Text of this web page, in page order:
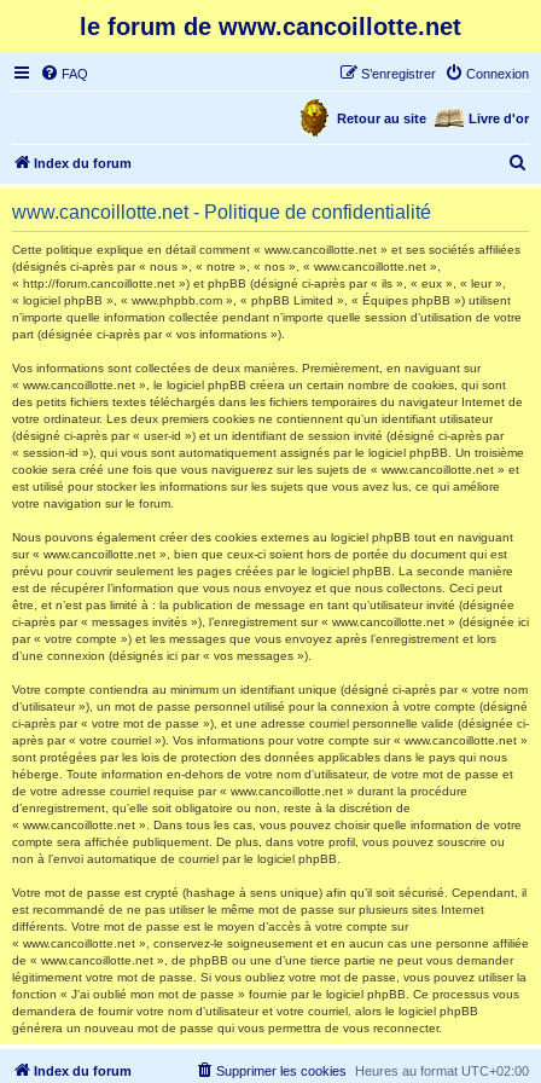
le forum de www.cancoillotte.net
FAQ Connexion
S’enregistrer
Livre d'or
Retour au site
Index du forum
e
www.cancoillotte.net - Politique de confidentialité
Cette politique explique en détail comment « www.cancoillotte.net » et ses sociétés affiliées
(désignés ci-après par « nous », « notre », « nos », « www.cancoillotte.net »,
« http://forum.cancoillotte.net ») et phpBB (désigné ci-après par « ils », « eux », « leur »,
« logiciel phpBB », « www.phpbb.com », « phpBB Limited », « Équipes phpBB ») utilisent
n’importe quelle information collectée pendant n’importe quelle session d’utilisation de votre
part (désignée ci-après par « vos informations »).
Vos informations sont collectées de deux manières. Premièrement, en naviguant sur
« www.cancoillotte.net », le logiciel phpBB créera un certain nombre de cookies, qui sont
des petits fichiers textes téléchargés dans les fichiers temporaires du navigateur Internet de
votre ordinateur. Les deux premiers cookies ne contiennent qu’un identifiant utilisateur
(désigné ci-après par « user-id ») et un identifiant de session invité (désigné ci-après par
« session-id »), qui vous sont automatiquement assignés par le logiciel phpBB. Un troisième
cookie sera créé une fois que vous naviguerez sur les sujets de « www.cancoillotte.net » et
est utilisé pour stocker les informations sur les sujets que vous avez lus, ce qui améliore
votre navigation sur le forum.
Nous pouvons également créer des cookies externes au logiciel phpBB tout en naviguant
sur « www.cancoillotte.net », bien que ceux-ci soient hors de portée du document qui est
prévu pour couvrir seulement les pages créées par le logiciel phpBB. La seconde manière
est de récupérer l’information que vous nous envoyez et que nous collectons. Ceci peut
être, et n’est pas limité à : la publication de message en tant qu’utilisateur invité (désignée
ci-après par « messages invités »), l’enregistrement sur « www.cancoillotte.net » (désignée ici
par « votre compte ») et les messages que vous envoyez après l’enregistrement et lors
d’une connexion (désignés ici par « vos messages »).
Votre compte contiendra au minimum un identifiant unique (désigné ci-après par « votre nom
d’utilisateur »), un mot de passe personnel utilisé pour la connexion à votre compte (désigné
ci-après par « votre mot de passe »), et une adresse courriel personnelle valide (désignée ci-
après par « votre courriel »). Vos informations pour votre compte sur « www.cancoillotte.net »
sont protégées par les lois de protection des données applicables dans le pays qui nous
héberge. Toute information en-dehors de votre nom d’utilisateur, de votre mot de passe et
de votre adresse courriel requise par « www.cancoillotte.net » durant la procédure
d’enregistrement, qu’elle soit obligatoire ou non, reste à la discrétion de
« www.cancoillotte.net ». Dans tous les cas, vous pouvez choisir quelle information de votre
compte sera affichée publiquement. De plus, dans votre profil, vous pouvez souscrire ou
non à l’envoi automatique de courriel par le logiciel phpBB.
Votre mot de passe est crypté (hashage à sens unique) afin qu’il soit sécurisé. Cependant, il
est recommandé de ne pas utiliser le même mot de passe sur plusieurs sites Internet
différents. Votre mot de passe est le moyen d’accès à votre compte sur
« www.cancoillotte.net », conservez-le soigneusement et en aucun cas une personne affiliée
de « www.cancoillotte.net », de phpBB ou une d’une tierce partie ne peut vous demander
légitimement votre mot de passe. Si vous oubliez votre mot de passe, vous pouvez utiliser la
fonction « J’ai oublié mon mot de passe » fournie par le logiciel phpBB. Ce processus vous
demandera de fournir votre nom d’utilisateur et votre courriel, alors le logiciel phpBB
générera un nouveau mot de passe qui vous permettra de vous reconnecter.
Index du forum Heures au format UTC+02:00
Supprimer les cookies